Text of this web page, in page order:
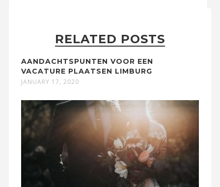
RELATED POSTS
AANDACHTSPUNTEN VOOR EEN
VACATURE PLAATSEN LIMBURG
JANUARY 17, 2020